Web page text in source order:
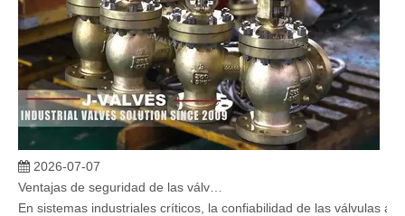
2026-07-07
En sistemas industriales críticos, la confiabilidad de las válvulas